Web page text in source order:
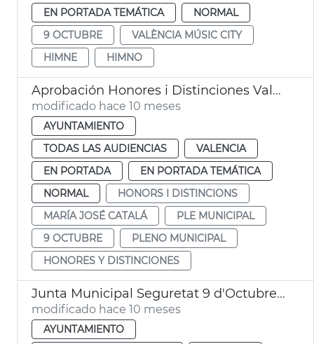
EN PORTADA TEMÁTICA
NORMAL
9 OCTUBRE
VALÈNCIA MÚSIC CITY
HIMNE
HIMNO
Aprobación Honores i Distinciones València Pleno Municipal
modificado hace 10 meses
AYUNTAMIENTO
TODAS LAS AUDIENCIAS
VALENCIA
EN PORTADA
EN PORTADA TEMÁTICA
NORMAL
HONORS I DISTINCIONS
MARÍA JOSÉ CATALÁ
PLE MUNICIPAL
9 OCTUBRE
PLENO MUNICIPAL
HONORES Y DISTINCIONES
Junta Municipal Seguretat 9 d'Octubre València
modificado hace 10 meses
AYUNTAMIENTO